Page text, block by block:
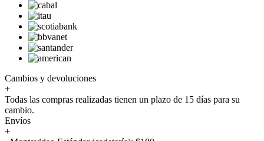
Cambios y devoluciones
+
Todas las compras realizadas tienen un plazo de 15 días para su
cambio.
Envíos
+